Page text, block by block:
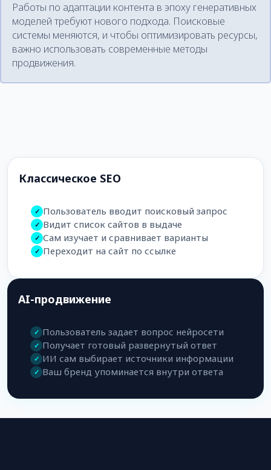
Работы по адаптации контента в эпоху генеративных
моделей требуют нового подхода. Поисковые
системы меняются, и чтобы оптимизировать ресурсы,
важно использовать современные методы
продвижения.
Классическое SEO
✓ Пользователь вводит поисковый запрос
✓ Видит список сайтов в выдаче
✓ Сам изучает и сравнивает варианты
✓ Переходит на сайт по ссылке
AI-продвижение
✓ Пользователь задает вопрос нейросети
✓ Получает готовый развернутый ответ
✓ ИИ сам выбирает источники информации
✓ Ваш бренд упоминается внутри ответа